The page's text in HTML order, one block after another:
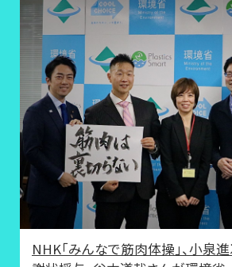
NHK「みんなで筋肉体操」、小泉